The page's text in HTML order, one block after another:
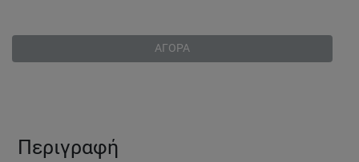
ΑΓΟΡΑ
Περιγραφή